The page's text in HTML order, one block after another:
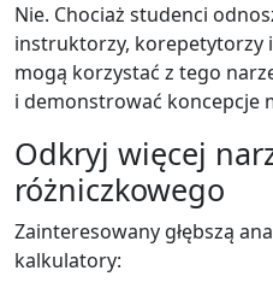
Nie. Chociaż studenci
instruktorzy, korepetytorzy
mogą korzystać z tego
i demonstrować koncepcje
Odkryj więcej
różniczkowego
Zainteresowany głębszą
kalkulatory: